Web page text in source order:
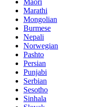
Marathi
Mongolian
Burmese
Nepali
Norwegian
Pashto
Persian
Punjabi
Serbian
Sesotho
Sinhala